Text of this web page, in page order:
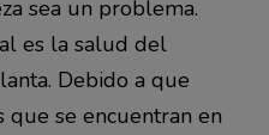
sea un problema.
es la salud del
Debido a que
que se encuentran en